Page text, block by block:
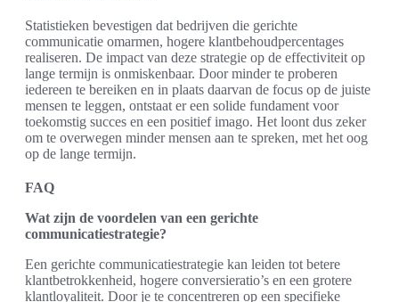
Statistieken bevestigen dat bedrijven die gerichte
communicatie omarmen, hogere klantbehoudpercentages
realiseren. De impact van deze strategie op de effectiviteit op
lange termijn is onmiskenbaar. Door minder te proberen
iedereen te bereiken en in plaats daarvan de focus op de juiste
mensen te leggen, ontstaat er een solide fundament voor
toekomstig succes en een positief imago. Het loont dus zeker
om te overwegen minder mensen aan te spreken, met het oog
op de lange termijn.
FAQ
Wat zijn de voordelen van een gerichte
communicatiestrategie?
Een gerichte communicatiestrategie kan leiden tot betere
klantbetrokkenheid, hogere conversieratio’s en een grotere
klantloyaliteit. Door je te concentreren op een specifieke